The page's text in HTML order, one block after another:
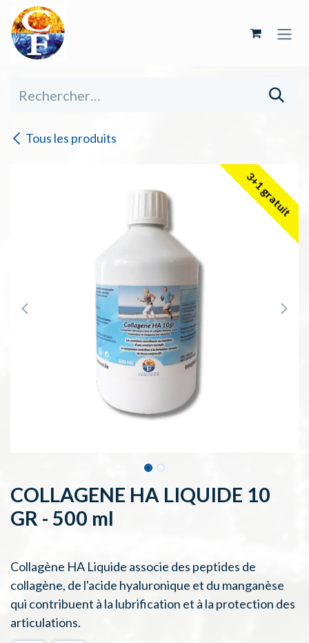
Se rendre au contenu
Tous les produits
3+1 gratuit
COLLAGENE HA LIQUIDE 10
GR - 500 ml
Collagène HA Liquide associe des peptides de
collagène, de l'acide hyaluronique et du manganèse
qui contribuent à la lubrification et à la protection des
articulations.